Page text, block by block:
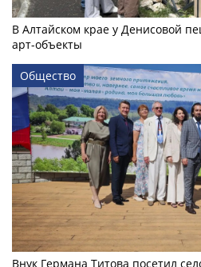
В Алтайском крае у Денисовой
арт-объекты
Общество
Внук Германа Титова посетил